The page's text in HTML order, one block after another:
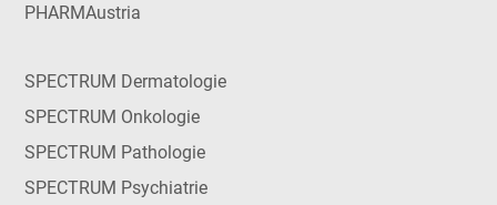
PHARMAustria
SPECTRUM Dermatologie
SPECTRUM Onkologie
SPECTRUM Pathologie
SPECTRUM Psychiatrie